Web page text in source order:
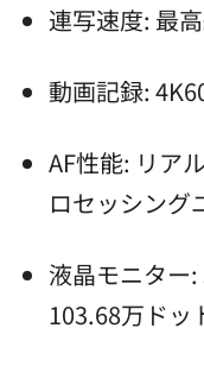
連写速度: 最
動画記録:
AF性能: リア
ロセッシング
液晶モニター
103.68万ドッ